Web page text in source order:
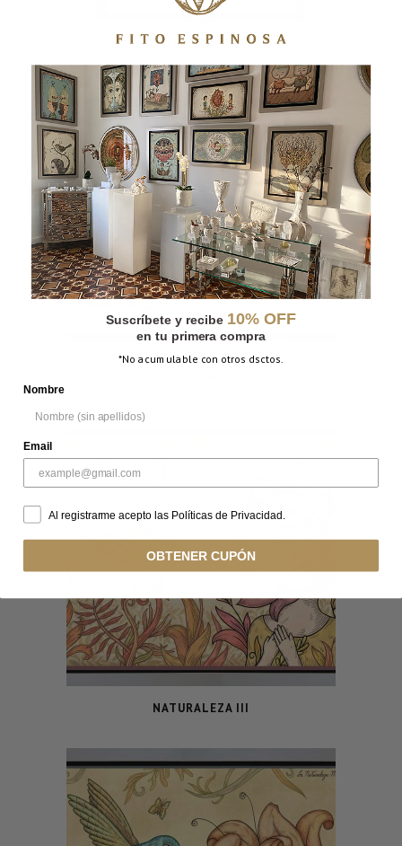
MI CORAZÓN
NATURALEZA III
Suscríbete y recibe 10% OFF
en tu primera compra
*No acumulable con otros dsctos.
Nombre
Email
Al registrarme acepto las Políticas de Privacidad.
OBTENER CUPÓN